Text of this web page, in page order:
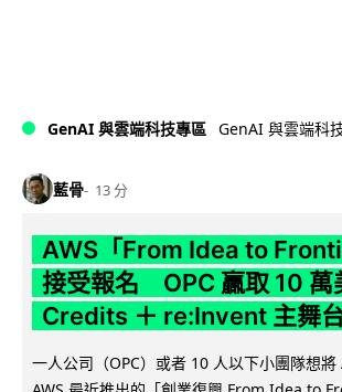
GenAI 與雲端科技專區 GenAI 與雲端科
藍骨 13 分
AWS「From Idea to
接受報名 OPC 贏取 10 萬
Credits ＋ re:Invent 主舞
一人公司（OPC）或者 10 人以下小團隊想將